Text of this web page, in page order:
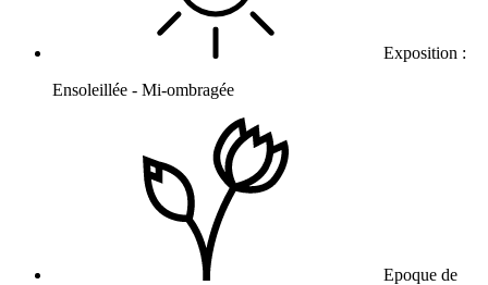
Exposition :
Ensoleillée - Mi-ombragée
Epoque de